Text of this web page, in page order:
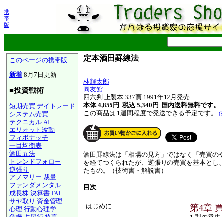
携
帯
版
このページの携帯版
新着 8月7日更新
■投資戦術
短期売買 デイトレード
システム売買
テクニカル AI
エリオット波動
フィボナッチ
一目均衡表
酒田五法
トレンドフォロー
逆張り
アノマリー 裁量
ファンダメンタル
成長株 決算書 FAI
サヤ取り 資金管理
心理 行動心理学
定本酒田罫線法
林輝太郎
同友館
四六判 上製本 337頁 1991年12月発売
本体 4,855円 税込 5,340円
国内送料無料です。
この商品は 1週間程度で発送できる予定です。
(
酒田罫線法は「相場の見方」ではなく「売買
を経てつくられたが、逆張りの売買を基本と
たもの。（技術書・解説書）
目次
はじめに 第4章